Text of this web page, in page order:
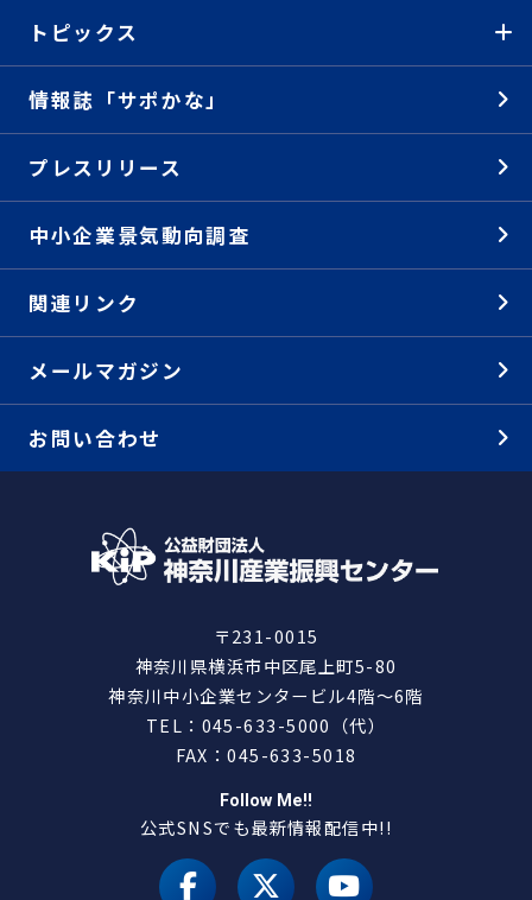
トピックス
情報誌「サポかな」
プレスリリース
中小企業景気動向調査
関連リンク
メールマガジン
お問い合わせ
〒231-0015
神奈川県横浜市中区尾上町5-80
神奈川中小企業センタービル4階～6階
TEL：045-633-5000（代）
FAX：045-633-5018
Follow Me!!
公式SNSでも最新情報配信中!!